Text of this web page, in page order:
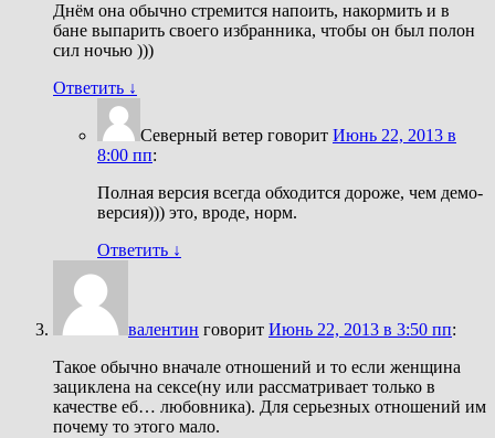
Днём она обычно стремится напоить, накормить и в
бане выпарить своего избранника, чтобы он был полон
сил ночью )))
Ответить ↓
Северный ветер говорит Июнь 22, 2013 в
8:00 пп:
Полная версия всегда обходится дороже, чем демо-
версия))) это, вроде, норм.
Ответить ↓
валентин говорит Июнь 22, 2013 в 3:50 пп:
Такое обычно вначале отношений и то если женщина
зациклена на сексе(ну или рассматривает только в
качестве еб… любовника). Для серьезных отношений им
почему то этого мало.